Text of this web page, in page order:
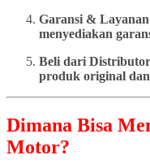
Garansi &
menyediakan
Beli dari
produk original
Dimana Bisa
Motor?